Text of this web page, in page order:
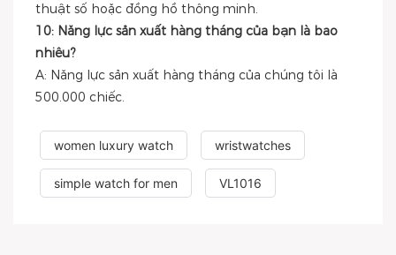
thuật số hoặc đồng hồ thông minh.
10: Năng lực sản xuất hàng tháng của bạn là bao
nhiêu?
A: Năng lực sản xuất hàng tháng của chúng tôi là
500.000 chiếc.
women luxury watch wristwatches
simple watch for men VL1016